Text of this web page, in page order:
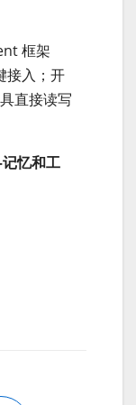
框架
接入；开
直接读写
忆和工